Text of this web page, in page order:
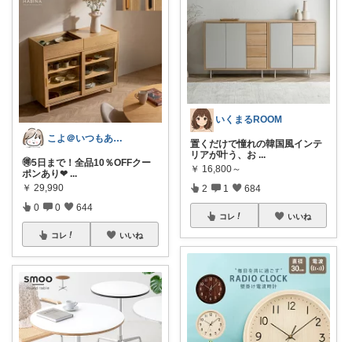
こよ＠いつもありがとう✨
🉐5日まで！全品10％OFFクー
ポンあり❤ ...
￥ 29,990
0 0 644
コレ いいね
いくまるROOM
置くだけで憧れの韓国風インテ
リアが叶う、お ...
￥ 16,800～
2 1 684
コレ いいね